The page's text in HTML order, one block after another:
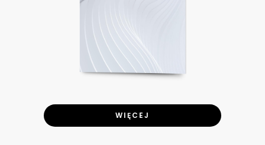
WIĘCEJ